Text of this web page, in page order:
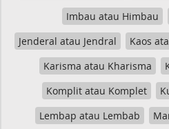
Imbau atau Himbau
Jenderal atau Jendral
Kaos
Karisma atau Kharisma
Komplit atau Komplet
Lembap atau Lembab